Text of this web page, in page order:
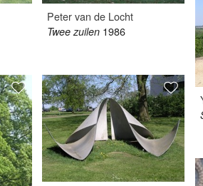
Peter van de Locht
Twee zuilen 1986